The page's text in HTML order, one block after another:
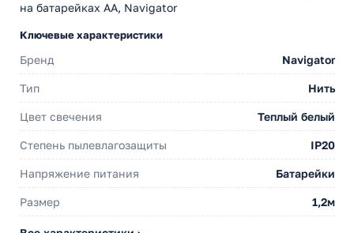
на батарейках АА, Navigator
Ключевые характеристики
Бренд Navigator
Тип Нить
Цвет свечения Теплый белый
Степень пылевлагозащиты IP20
Напряжение питания Батарейки
Размер 1,2м